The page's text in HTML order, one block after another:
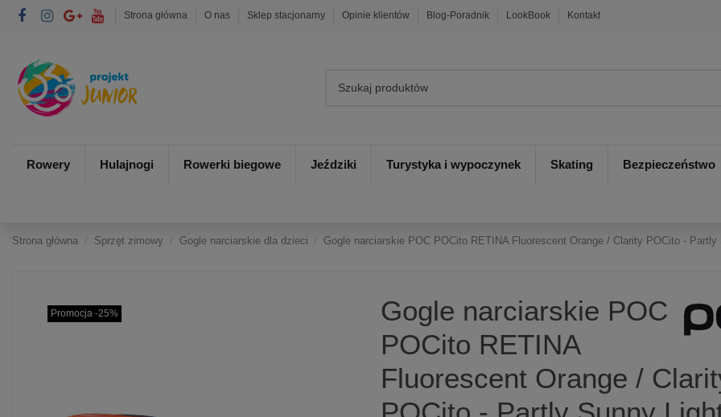
Strona główna O nas Sklep stacjonarny Opinie klientów Blog-Poradnik LookBook Kontakt
Rowery Hulajnogi Rowerki biegowe Jeździki Turystyka i wypoczynek Skating Bezpieczeństwo
Strona główna Sprzęt zimowy Gogle narciarskie dla dzieci Gogle narciarskie POC POCito RETINA Fluorescent Orange / Clarity POCito - Partly
Promocja -25%
Gogle narciarskie POC
POCito RETINA
Fluorescent Orange /